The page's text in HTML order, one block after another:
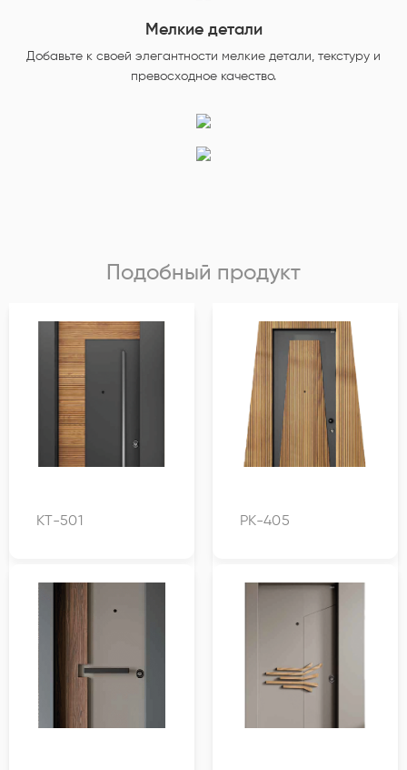
Мелкие детали
Добавьте к своей элегантности мелкие детали, текстуру и
превосходное качество.
Подобный продукт
KT-501 PK-405